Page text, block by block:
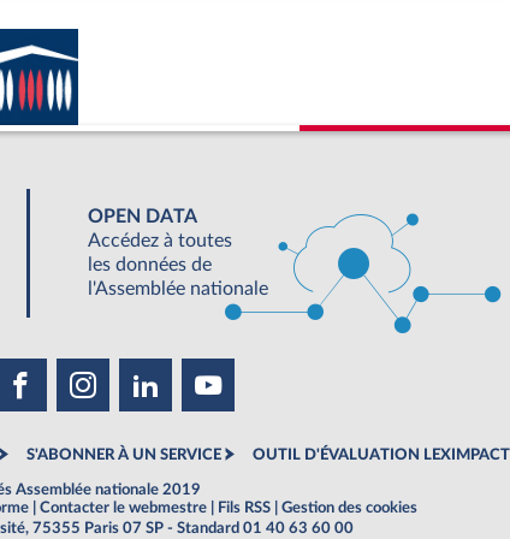
OPEN DATA
Accédez à toutes
les données de
l'Assemblée nationale
S'ABONNER À UN SERVICE OUTIL D'ÉVALUATION LEXIMPACT
Assemblée nationale 2019
Contacter le webmestre Fils RSS
Gestion des cookies
75355 Paris 07 SP - Standard 01 40 63 60 00